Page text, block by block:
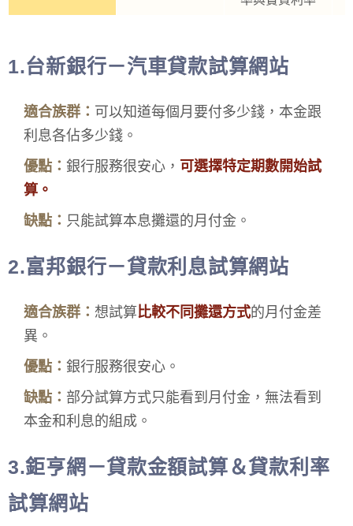
1.台新銀行－汽車貸款試算網站
適合族群： 可以知道每個月要付多少錢，本金跟
利息各佔多少錢。
優點： 銀行服務很安心， 可選擇特定期數開始試
算。
缺點： 只能試算本息攤還的月付金。
2.富邦銀行－貸款利息試算網站
適合族群： 想試算比較不同攤還方式的月付金差
異。
優點： 銀行服務很安心。
缺點： 部分試算方式只能看到月付金，無法看到
本金和利息的組成。
3.鉅亨網－貸款金額試算＆貸款利率
試算網站